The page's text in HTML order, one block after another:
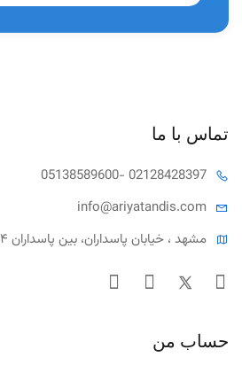
تماس با ما
05138589600- 02128428397
info@ariyatandis.com
مشهد ، خیابان پاسداران، بین پاسداران ۴ و ۶، ساختمان ۸۸
حساب من